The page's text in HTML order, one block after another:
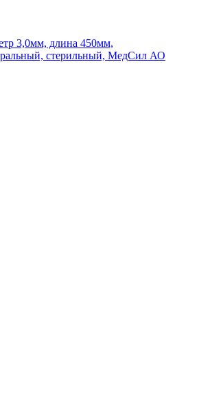
3,0мм, длина 450мм,
стерильный, МедСил АО